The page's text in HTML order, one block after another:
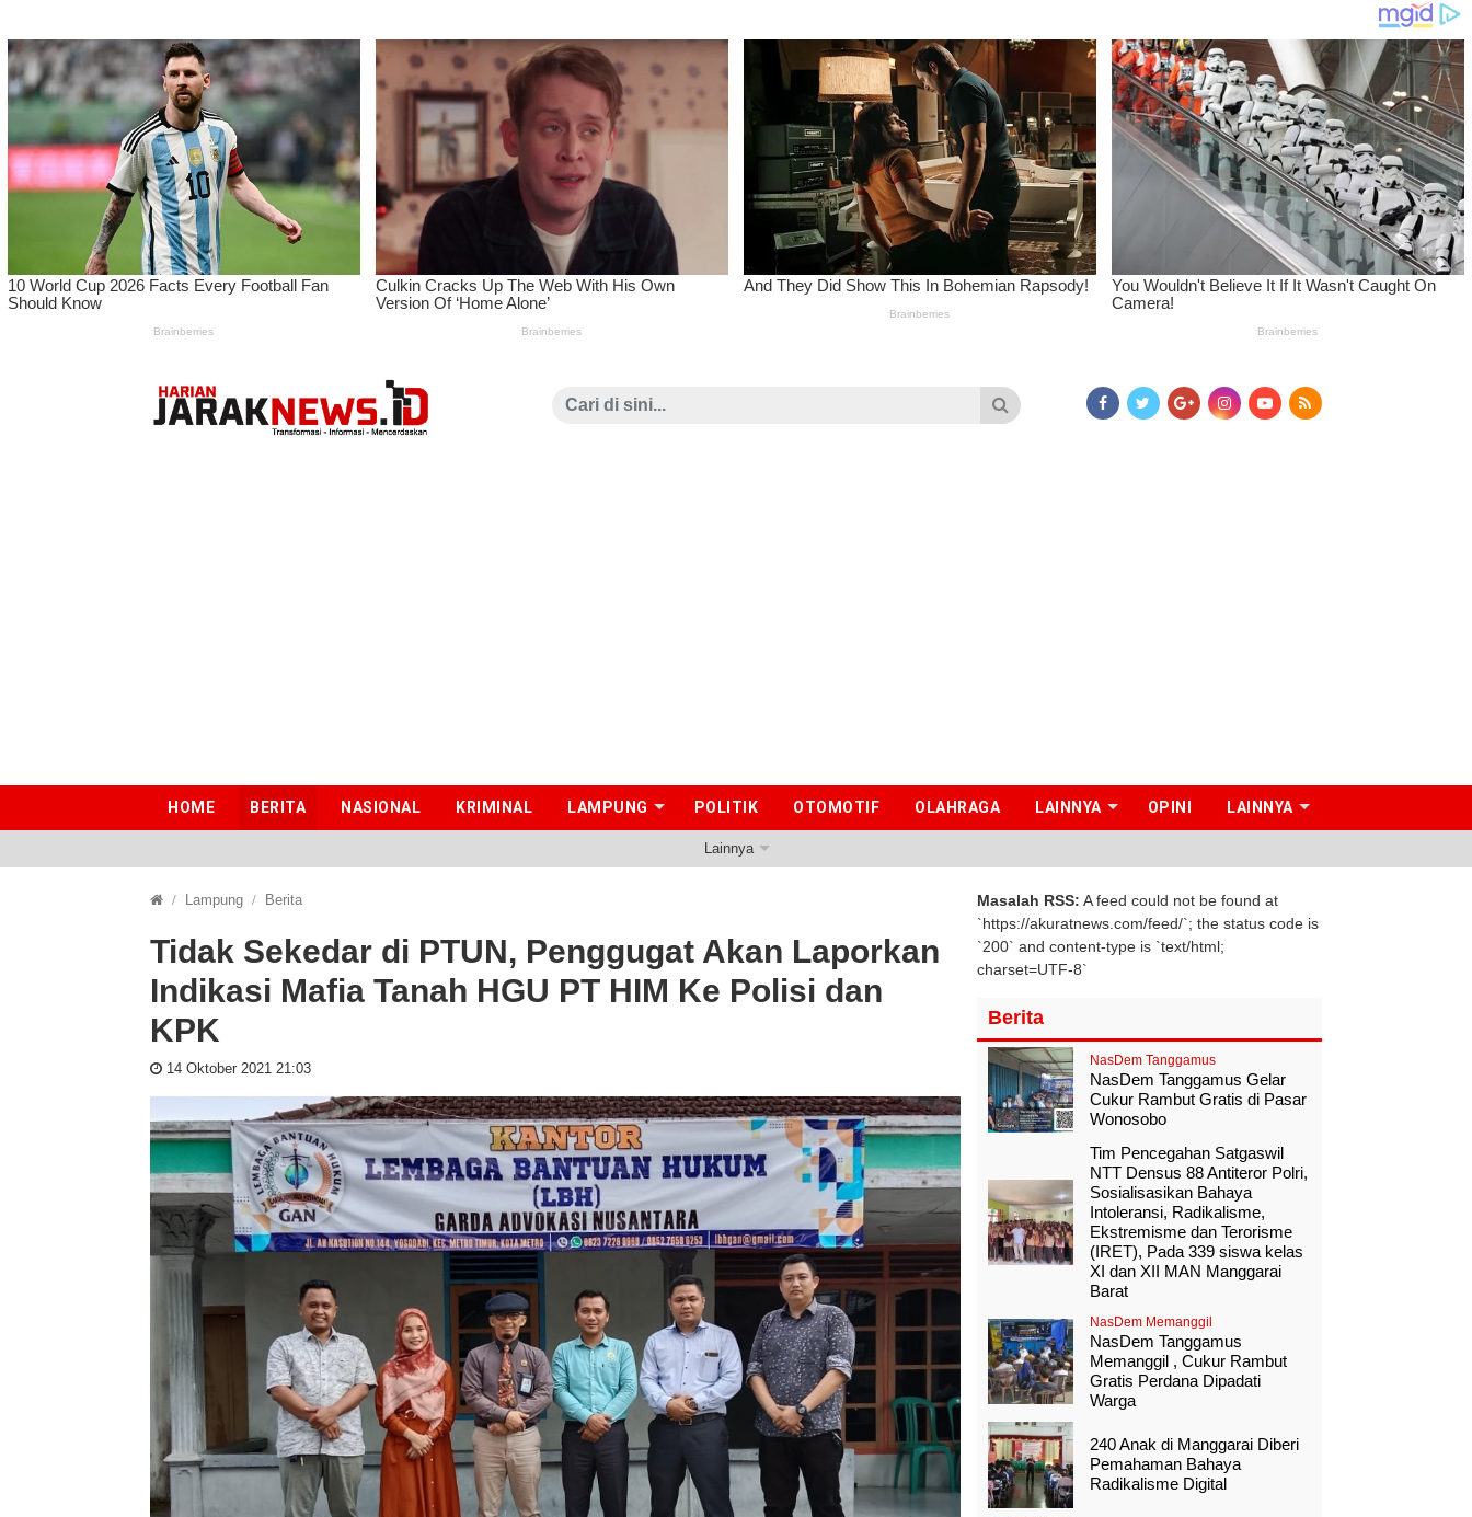
HOME BERITA NASIONAL KRIMINAL LAMPUNG POLITIK OTOMOTIF OLAHRAGA LAINNYA OPINI LAINNYA
Lainnya
Lampung Berita Tidak Sekedar di PTUN, Penggugat Akan Laporkan Indikasi Mafia Tanah HGU PT HIM Ke Polisi dan KPK
Tidak Sekedar di PTUN, Penggugat Akan Laporkan
Indikasi Mafia Tanah HGU PT HIM Ke Polisi dan
KPK
14 Oktober 2021 21:03
Masalah RSS: A feed could not be found at
`https://akuratnews.com/feed/`; the status code is
`200` and content-type is `text/html;
charset=UTF-8`
Berita
NasDem Tanggamus
NasDem Tanggamus Gelar
Cukur Rambut Gratis di Pasar
Wonosobo
Tim Pencegahan Satgaswil
NTT Densus 88 Antiteror Polri,
Sosialisasikan Bahaya
Intoleransi, Radikalisme,
Ekstremisme dan Terorisme
(IRET), Pada 339 siswa kelas
XI dan XII MAN Manggarai
Barat
NasDem Memanggil
NasDem Tanggamus
Memanggil , Cukur Rambut
Gratis Perdana Dipadati
Warga
240 Anak di Manggarai Diberi
Pemahaman Bahaya
Radikalisme Digital